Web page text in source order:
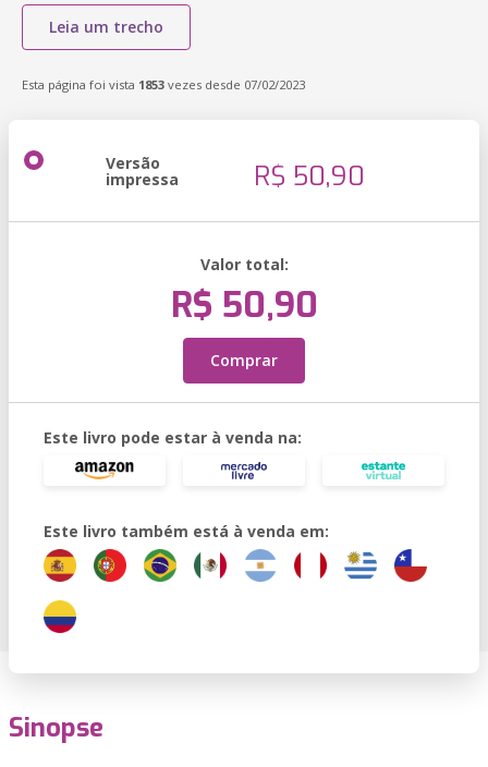
Leia um trecho
Esta página foi vista 1853 vezes desde 07/02/2023
Versão
impressa R$ 50,90
Valor total:
R$ 50,90
Comprar
Este livro pode estar à venda na:
Este livro também está à venda em:
Sinopse